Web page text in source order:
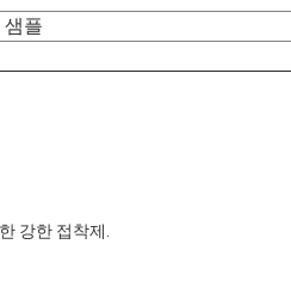
샘플
강한 접착제.